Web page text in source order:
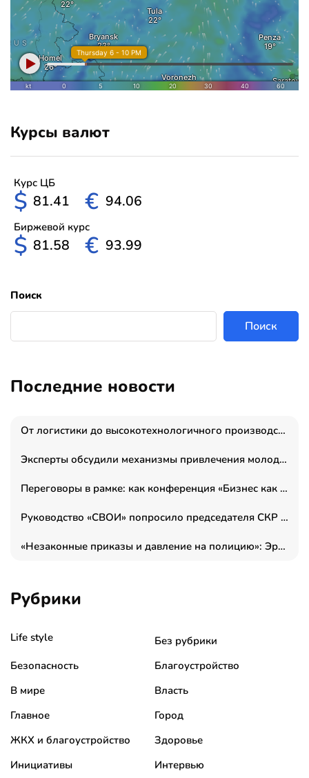
Курсы валют
Курс ЦБ
$ 81.41 € 94.06
Биржевой курс
$ 81.58 € 93.99
Поиск
Поиск
Последние новости
От логистики до высокотехнологичного производства: как основатель “гагаринга” выстраивает экосистему безопасности и гражданских БПЛА
Эксперты обсудили механизмы привлечения молодых специалистов в промышленные города
Переговоры в рамке: как конференция «Бизнес как искусство» переформатирует деловой этикет в стенах ТПП РФ
Руководство «СВОИ» попросило председателя СКР дать правовую оценку обысков в тыловом штабе
«Незаконные приказы и давление на полицию»: Эрнеста Султанова задержали у посольства Израиля во время одиночного пикета
Рубрики
Life style
Без рубрики
Безопасность
Благоустройство
В мире
Власть
Главное
Город
ЖКХ и благоустройство
Здоровье
Инициативы
Интервью